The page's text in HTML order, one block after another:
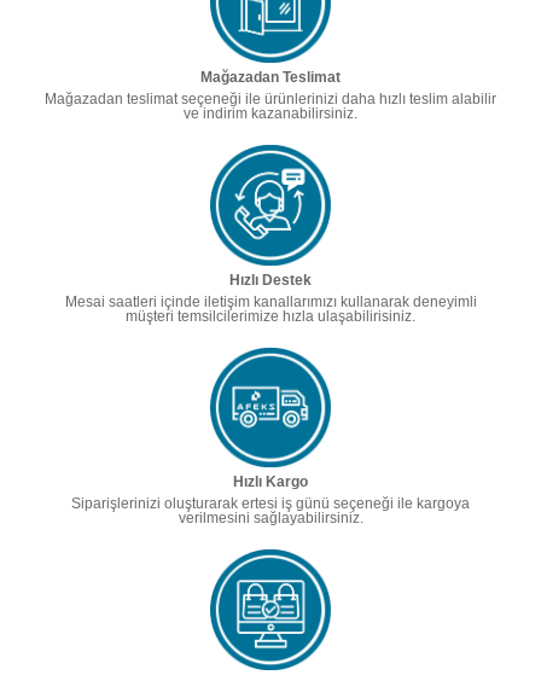
Mağazadan Teslimat
Mağazadan teslimat seçeneği ile ürünlerinizi daha hızlı teslim alabilir
ve indirim kazanabilirsiniz.
Hızlı Destek
Mesai saatleri içinde iletişim kanallarımızı kullanarak deneyimli
müşteri temsilcilerimize hızla ulaşabilirisiniz.
Hızlı Kargo
Siparişlerinizi oluşturarak ertesi iş günü seçeneği ile kargoya
verilmesini sağlayabilirsiniz.